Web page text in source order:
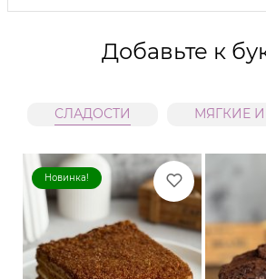
Добавьте к
СЛАДОСТИ МЯГКИЕ
Новинка!